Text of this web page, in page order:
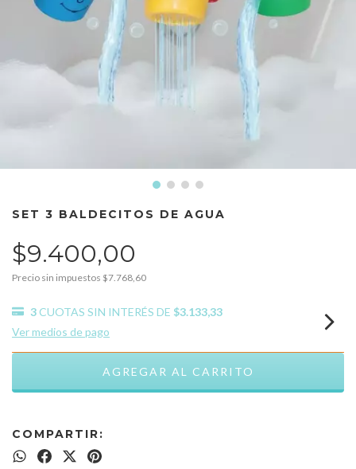
SET 3 BALDECITOS DE AGUA
$9.400,00
Precio sin impuestos $7.768,60
3 CUOTAS SIN INTERÉS DE $3.133,33
Ver medios de pago
COMPARTIR: